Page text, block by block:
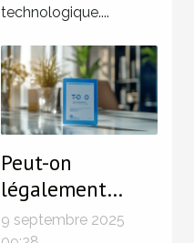
technologique....
Peut-on
légalement
louer une carte
9 septembre 2025